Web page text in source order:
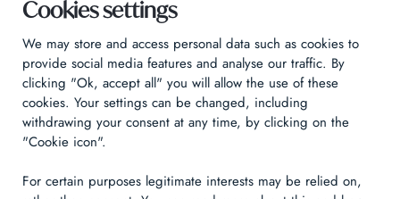
Informativa sulla privacy
Informazioni legali
Technical & Legal informations
Made byIzhak
Cookies settings
We may store and access personal data such as cookies to
provide social media features and analyse our traffic. By
clicking "Ok, accept all" you will allow the use of these
cookies. Your settings can be changed, including
withdrawing your consent at any time, by clicking on the
"Cookie icon".
For certain purposes legitimate interests may be relied on,